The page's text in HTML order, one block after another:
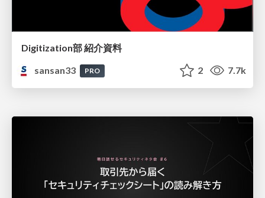
Digitization部 紹介資料
sansan33
PRO 2 7.7k